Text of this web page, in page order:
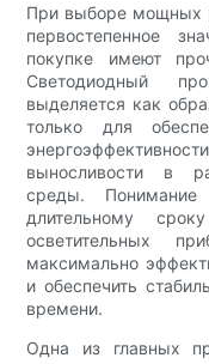
При выборе мощных
первостепенное
покупке имеют
Светодиодный
выделяется как
только для
выносливости в
среды. Понимание
длительному
осветительных
максимально
и обеспечить
времени.
Одна из главных